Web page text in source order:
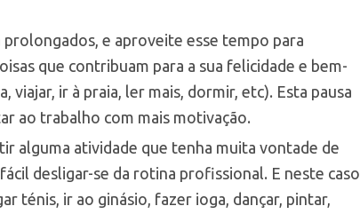
e aproveite esse tempo para
que contribuam para a sua felicidade e bem-
viajar, ir à praia, ler mais, dormir, etc). Esta pausa
ao trabalho com mais motivação.
alguma atividade que tenha muita vontade de
desligar-se da rotina profissional. E neste caso
ténis, ir ao ginásio, fazer ioga, dançar, pintar,